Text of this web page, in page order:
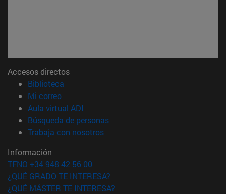
Accesos directos
Biblioteca
Mi correo(abre en nueva ventana)
Aula virtual ADI
Búsqueda de personas(abre en nueva ventana)
Trabaja con nosotros(abre en nueva ventana)
Información
TFNO +34 948 42 56 00
¿QUÉ GRADO TE INTERESA?
¿QUÉ MÁSTER TE INTERESA?